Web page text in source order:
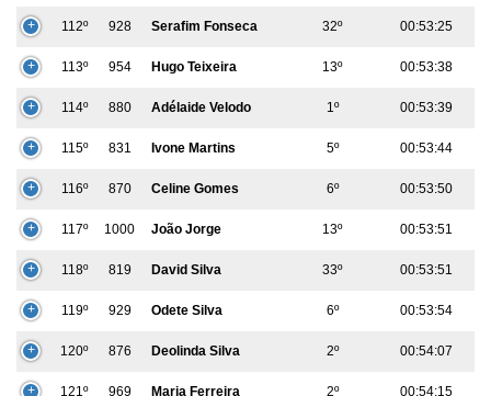
112º 928 Serafim Fonseca 32º 00:53:25
113º 954 Hugo Teixeira 13º 00:53:38
114º 880 Adélaide Velodo 1º 00:53:39
115º 831 Ivone Martins 5º 00:53:44
116º 870 Celine Gomes 6º 00:53:50
117º 1000 João Jorge 13º 00:53:51
118º 819 David Silva 33º 00:53:51
119º 929 Odete Silva 6º 00:53:54
120º 876 Deolinda Silva 2º 00:54:07
121º 969 Maria Ferreira 2º 00:54:15